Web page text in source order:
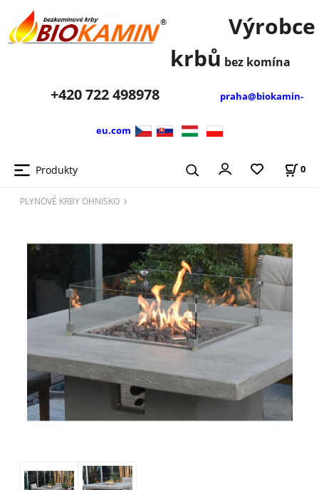
Výrobce
krbů bez komína
+420722 498978 praha@biokamin-
eu.com
Produkty 0
PLYNOVÉ KRBY OHNISKO